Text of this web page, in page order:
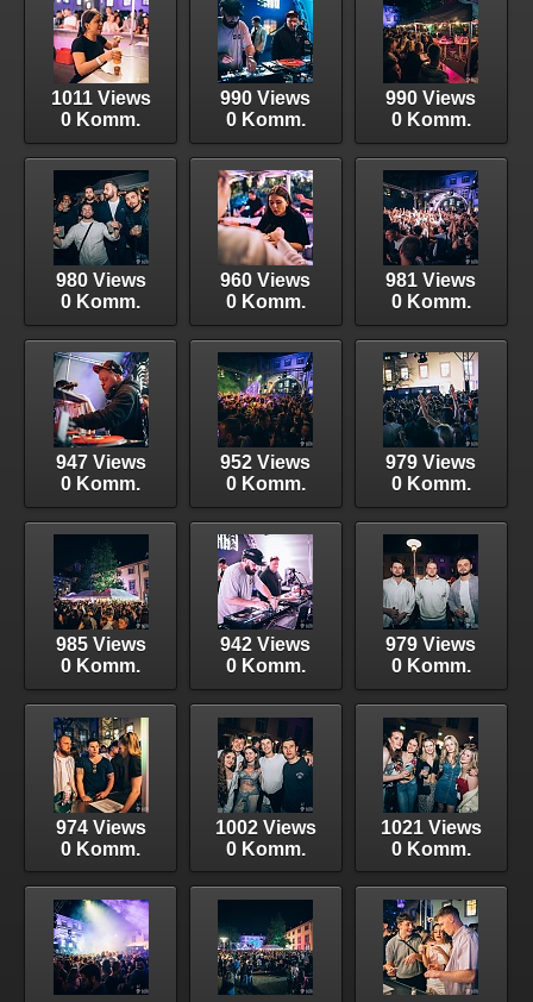
1011 Views
0 Komm.
990 Views
0 Komm.
990 Views
0 Komm.
980 Views
0 Komm.
960 Views
0 Komm.
981 Views
0 Komm.
947 Views
0 Komm.
952 Views
0 Komm.
979 Views
0 Komm.
985 Views
0 Komm.
942 Views
0 Komm.
979 Views
0 Komm.
974 Views
0 Komm.
1002 Views
0 Komm.
1021 Views
0 Komm.